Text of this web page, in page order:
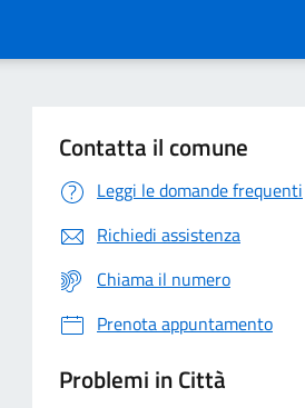
Contatta il comune
Leggi le domande frequenti
Richiedi assistenza
Chiama il numero
Prenota appuntamento
Problemi in Città